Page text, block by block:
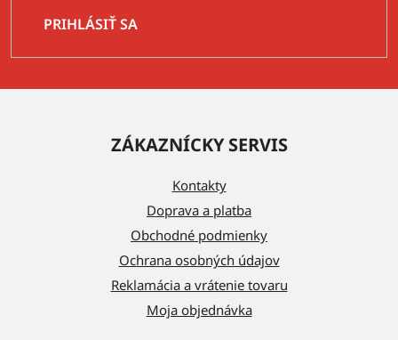
PRIHLÁSIŤ SA
ZÁKAZNÍCKY SERVIS
Kontakty
Doprava a platba
Obchodné podmienky
Ochrana osobných údajov
Reklamácia a vrátenie tovaru
Moja objednávka